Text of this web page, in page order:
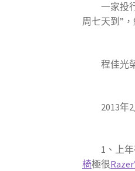
一家投行
周七天到”
程佳光榮
2013年2
1、上年夜
椅極很